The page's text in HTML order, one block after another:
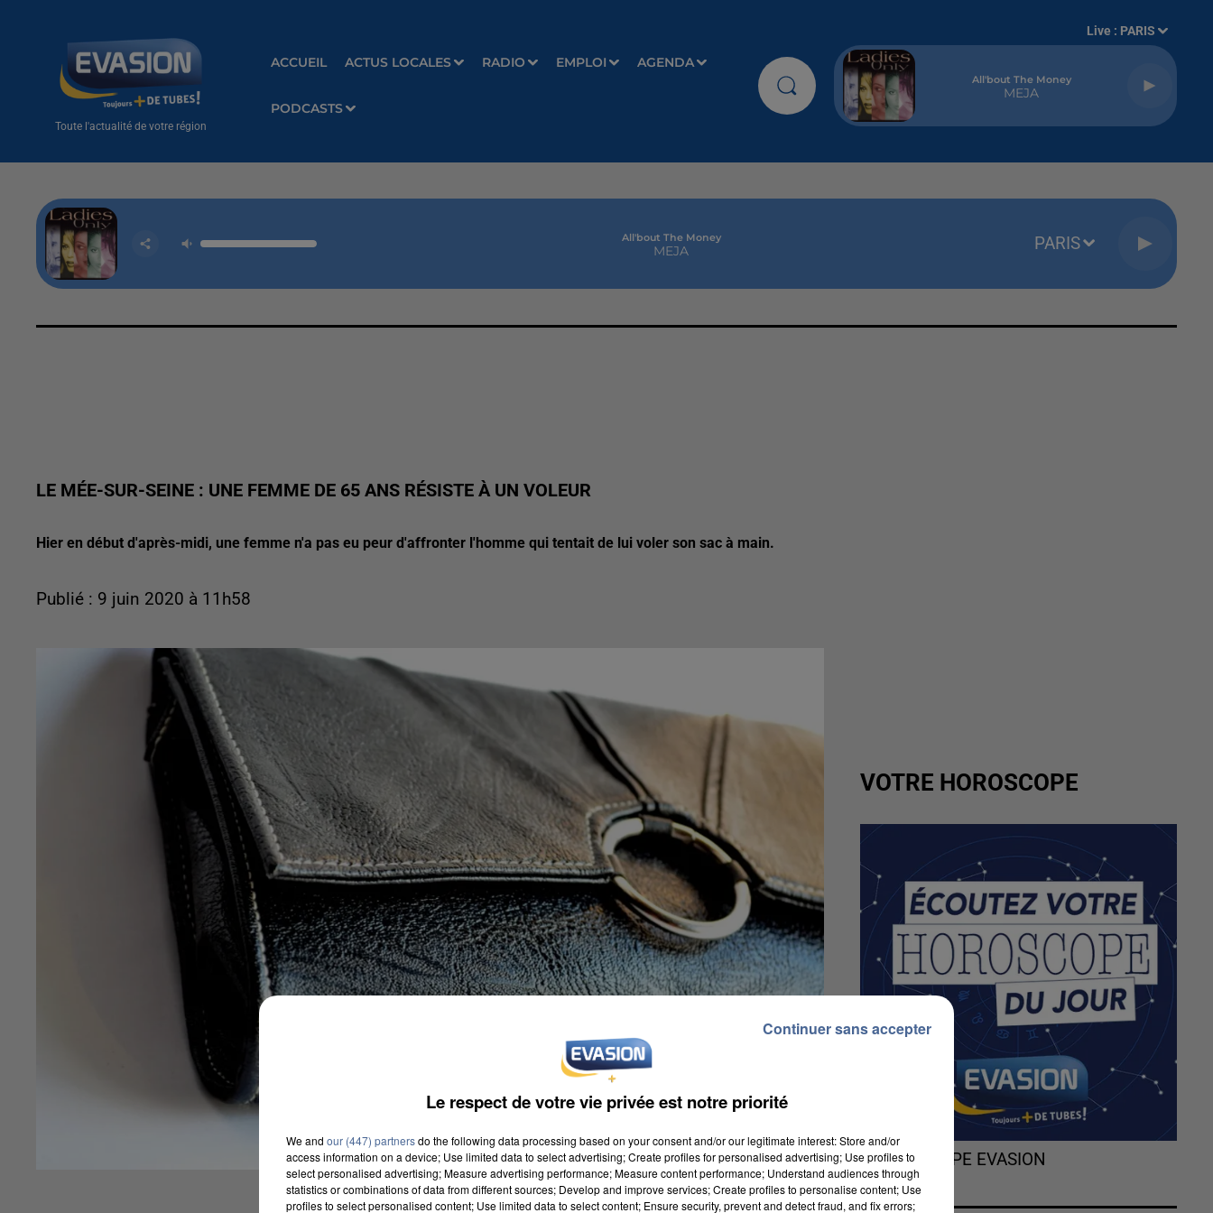
Toute l'actualité de votre région
ACCUEIL ACTUS LOCALES RADIO EMPLOI AGENDA
PODCASTS
Live : PARIS
All'bout The Money
MEJA
All'bout The Money
MEJA PARIS
LE MÉE-SUR-SEINE : UNE FEMME DE 65 ANS RÉSISTE À UN VOLEUR
Hier en début d'après-midi, une femme n'a pas eu peur d'affronter l'homme qui tentait de lui voler son sac à main.
Publié : 9 juin 2020 à 11h58
VOTRE HOROSCOPE
L'HOROSCOPE EVASION
Le respect de votre vie privée est notre priorité
We and our (447) partnersdo the following data processing based on your consent and/or our legitimate interest: Store and/or
access information on a device; Use limited data to select advertising; Create profiles for personalised advertising; Use profiles to
select personalised advertising; Measure advertising performance; Measure content performance; Understand audiences through
statistics or combinations of data from different sources; Develop and improve services; Create profiles to personalise content; Use
profiles to select personalised content; Use limited data to select content; Ensure security, prevent and detect fraud, and fix errors;
Continuer sans accepter